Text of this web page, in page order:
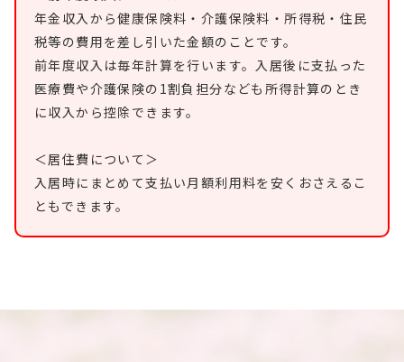
年金収入から健康保険料・介護保険料・所得税・住民
税等の費用を差し引いた金額のことです。
前年度収入は毎年計算を行います。入居後に支払った
医療費や介護保険の1割負担分なども所得計算のとき
に収入から控除できます。
＜居住費について＞
入居時にまとめて支払い月額利用料を安くおさえるこ
ともできます。